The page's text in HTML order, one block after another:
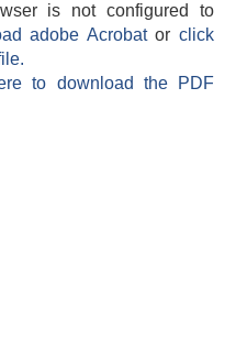
is not configured to
adobe Acrobatorclick
to download the PDF